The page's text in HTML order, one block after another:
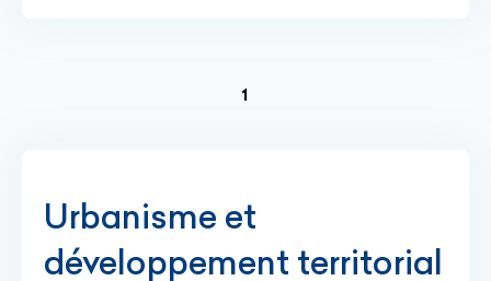
1
Urbanisme et
développement territorial